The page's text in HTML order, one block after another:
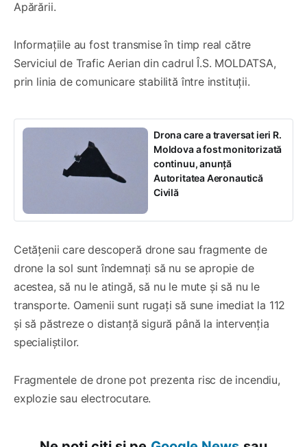
Apărării.
Informațiile au fost transmise în timp real către
Serviciul de Trafic Aerian din cadrul Î.S. MOLDATSA,
prin linia de comunicare stabilită între instituții.
Drona care a traversat ieri R.
Moldova a fost monitorizată
continuu, anunță
Autoritatea Aeronautică
Civilă
Cetățenii care descoperă drone sau fragmente de
drone la sol sunt îndemnați să nu se apropie de
acestea, să nu le atingă, să nu le mute și să nu le
transporte. Oamenii sunt rugați să sune imediat la 112
și să păstreze o distanță sigură până la intervenția
specialiștilor.
Fragmentele de drone pot prezenta risc de incendiu,
explozie sau electrocutare.